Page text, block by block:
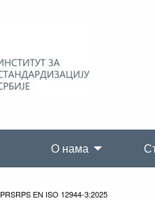
О нама
PRSRPS EN ISO 12944-3:2025